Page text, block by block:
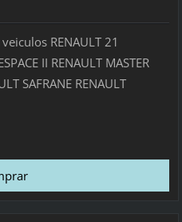
RENAULT 21
II RENAULT MASTER
SAFRANE RENAULT